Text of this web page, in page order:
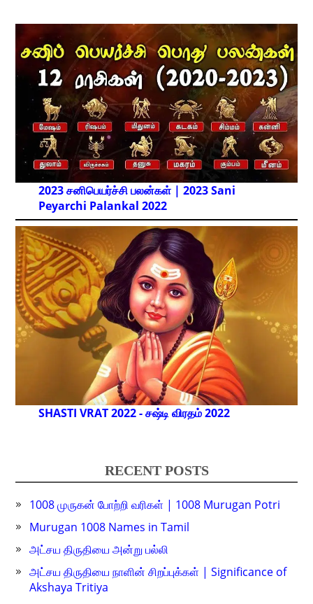
2023 சனிபெயர்ச்சி பலன்கள் | 2023 Sani
Peyarchi Palankal 2022
SHASTI VRAT 2022 - சஷ்டி விரதம் 2022
RECENT POSTS
1008 முருகன் போற்றி வரிகள் | 1008 Murugan Potri
Murugan 1008 Names in Tamil
அட்சய திருதியை அன்று பல்லி
அட்சய திருதியை நாளின் சிறப்புக்கள் | Significance of
Akshaya Tritiya